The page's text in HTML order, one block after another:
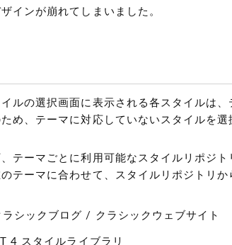
インが崩れてしまいました。
ルの選択画面に表示される各スタイルは、
め、テーマに対応していないスタイルを選
テーマごとに利用可能なスタイルリポジト
テーマに合わせて、スタイルリポジトリか
ラシックブログ / クラシックウェブサイト
4 スタイルライブラリ